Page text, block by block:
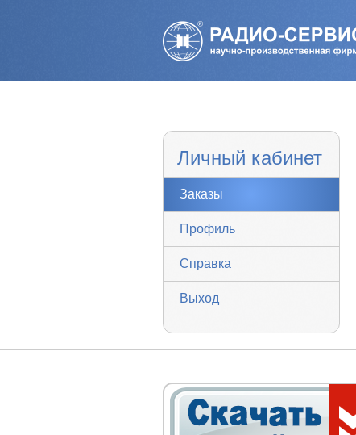
Личный кабинет
Заказы
Профиль
Справка
Выход